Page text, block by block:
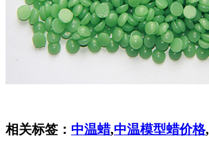
相关标签： 中温蜡,中温模型蜡价格,